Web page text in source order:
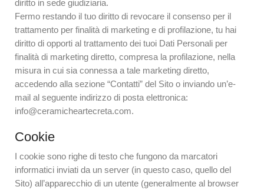
diritto in sede giudiziaria.
Fermo restando il tuo diritto di revocare il consenso per il
trattamento per finalità di marketing e di profilazione, tu hai
diritto di opporti al trattamento dei tuoi Dati Personali per
finalità di marketing diretto, compresa la profilazione, nella
misura in cui sia connessa a tale marketing diretto,
accedendo alla sezione “Contatti” del Sito o inviando un’e-
mail al seguente indirizzo di posta elettronica:
info@ceramicheartecreta.com.
Cookie
I cookie sono righe di testo che fungono da marcatori
informatici inviati da un server (in questo caso, quello del
Sito) all’apparecchio di un utente (generalmente al browser